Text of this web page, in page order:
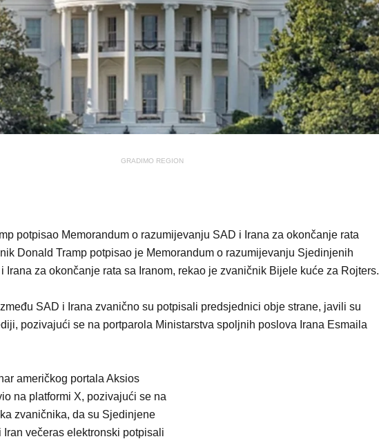
GRADIMO REGION
Donald Tramp potpisao je Memorandum o razumijevanju Sjedinjenih
Irana za okončanje rata sa Iranom, rekao je zvaničnik Bijele kuće za Rojters.
SAD i Irana zvanično su potpisali predsjednici obje strane, javili su
pozivajući se na portparola Ministarstva spoljnih poslova Irana Esmaila
američkog portala Aksios
na platformi X, pozivajući se na
zvaničnika, da su Sjedinjene
Iran večeras elektronski potpisali